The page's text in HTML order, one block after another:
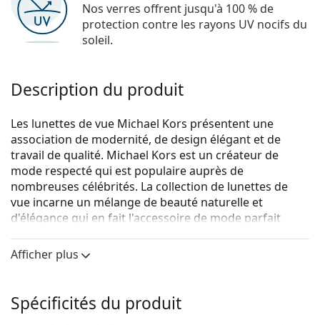
Nos verres offrent jusqu'à 100 % de
protection contre les rayons UV nocifs du
soleil.
Description du produit
Les lunettes de vue Michael Kors présentent une
association de modernité, de design élégant et de
travail de qualité. Michael Kors est un créateur de
mode respecté qui est populaire auprès de
nombreuses célébrités. La collection de lunettes de
vue incarne un mélange de beauté naturelle et
d'élégance qui en fait l'accessoire de mode parfait
d'un style unique, de couleurs et de matériaux de
lunettes pour femmes.
Afficher plus
Spécificités du produit